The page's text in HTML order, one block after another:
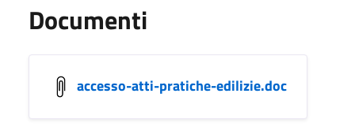
Documenti
accesso-atti-pratiche-edilizie.doc